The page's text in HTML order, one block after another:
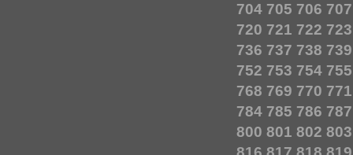
704 705 706 707
720 721 722 723
736 737 738 739
752 753 754 755
768 769 770 771
784 785 786 787
800 801 802 803